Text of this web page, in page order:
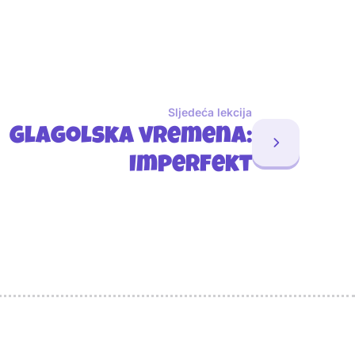
Sljedeća lekcija
Glagolska vremena:
Imperfekt